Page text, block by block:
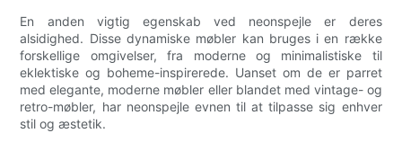
En anden vigtig egenskab ved neonspejle er deres
alsidighed. Disse dynamiske møbler kan bruges i en række
forskellige omgivelser, fra moderne og minimalistiske til
eklektiske og boheme-inspirerede. Uanset om de er parret
med elegante, moderne møbler eller blandet med vintage- og
retro-møbler, har neonspejle evnen til at tilpasse sig enhver
stil og æstetik.